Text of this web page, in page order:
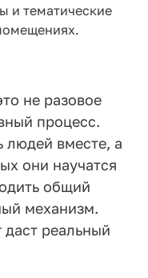
и тематические
не разовое
процесс.
людей вместе, а
они научатся
общий
механизм.
даст реальный